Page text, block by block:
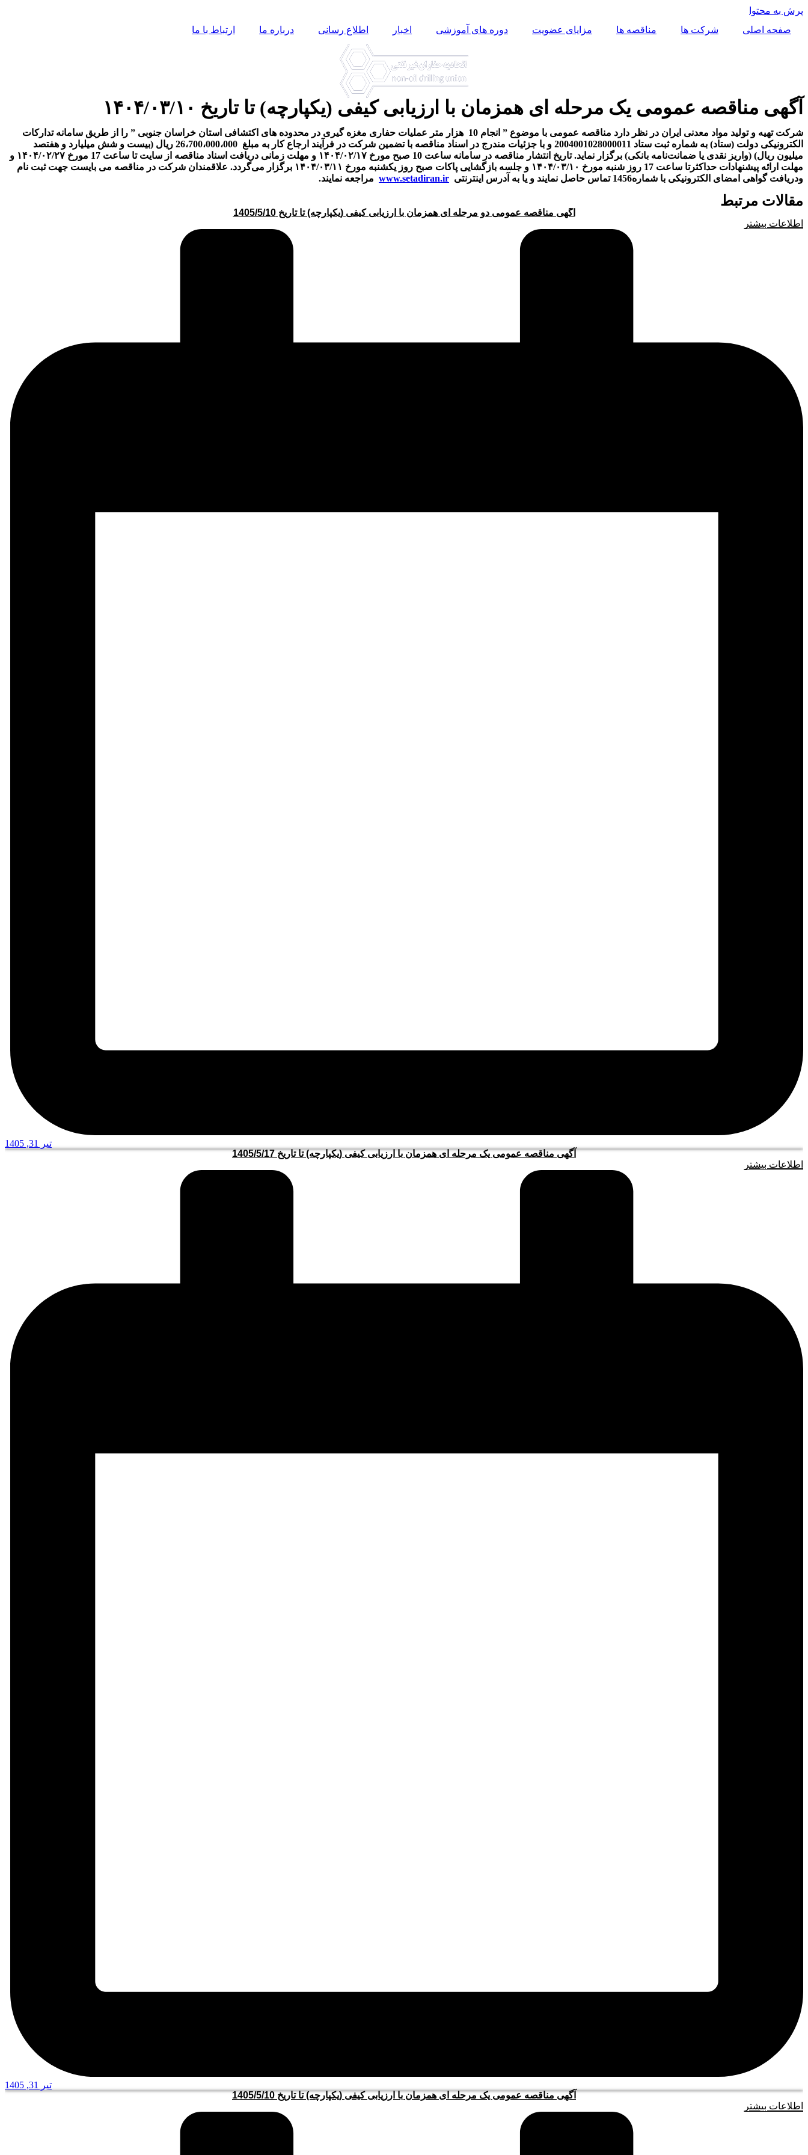
پرش به محتوا
صفحه اصلی
شرکت ها مناقصه ها مزایای عضویت دوره های آموزشی اخبار اطلاع رسانی درباره ما ارتباط با ما
آگهی مناقصه عمومی یک مرحله ای همزمان با ارزیابی کیفی (یکپارچه) تا تاریخ ۱۴۰۴/۰۳/۱۰
شرکت تهیه و تولید مواد معدنی ایران در نظر دارد مناقصه عمومی با موضوع ” انجام 10 هزار متر عملیات حفاری مغزه گیری در محدوده های اکتشافی استان خراسان جنوبی ” را از طریق سامانه تدارکات
الکترونیکی دولت (ستاد) به شماره ثبت ستاد 2004001028000011 و با جزئیات مندرج در اسناد مناقصه با تضمین شرکت در فرآیند ارجاع کار به مبلغ 26،700،000،000 ريال (بیست و شش میلیارد و هفتصد
میلیون ریال) (واریز نقدی یا ضمانت‌نامه بانکی) برگزار نماید. تاریخ انتشار مناقصه در سامانه ساعت 10 صبح مورخ ۱۴۰۴/۰۲/۱۷ و مهلت زمانی دریافت اسناد مناقصه از سایت تا ساعت 17 مورخ ۱۴۰۴/۰۲/۲۷ و
مهلت ارائه پیشنهادات حداکثرتا ساعت 17 روز شنبه مورخ ۱۴۰۴/۰۳/۱۰ و جلسه بازگشایی پاکات صبح روز یکشنبه مورخ ۱۴۰۴/۰۳/۱۱ برگزار می‌گردد. علاقمندان شرکت در مناقصه می بایست جهت ثبت نام
ودریافت گواهی امضای الکترونیکی با شماره1456 تماس حاصل نمایند و یا به آدرس اینترنتی
www.setadiran.ir مراجعه نمایند.
مقالات مرتبط
آگهی مناقصه عمومی دو مرحله ای همزمان با ارزیابی کیفی (یکپارچه) تا تاریخ 1405/5/10
اطلاعات بیشتر
تیر 31, 1405
آگهی مناقصه عمومی یک مرحله ای همزمان با ارزیابی کیفی (یکپارچه) تا تاریخ 1405/5/17
اطلاعات بیشتر
تیر 31, 1405
آگهی مناقصه عمومی یک مرحله ای همزمان با ارزیابی کیفی (یکپارچه) تا تاریخ 1405/5/10
اطلاعات بیشتر